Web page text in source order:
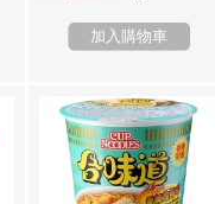
加入購物車